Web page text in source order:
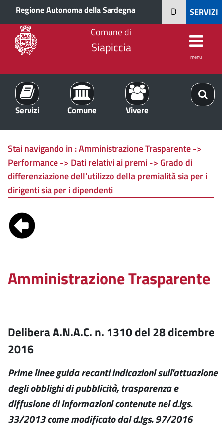
Regione Autonoma della Sardegna SERVIZI
D
Comune di
Siapiccia
menu
Servizi Comune Vivere
Stai navigando in :Amministrazione Trasparente ->
Performance -> Dati relativi ai premi -> Grado di
differenziazione dell'utilizzo della premialità sia per i
dirigenti sia per i dipendenti
Amministrazione Trasparente
Delibera A.N.A.C. n. 1310 del 28 dicembre
2016
Prime linee guida recanti indicazioni sull'attuazione
degli obblighi di pubblicità, trasparenza e
diffusione di informazioni contenute nel d.lgs.
33/2013 come modificato dal d.lgs. 97/2016